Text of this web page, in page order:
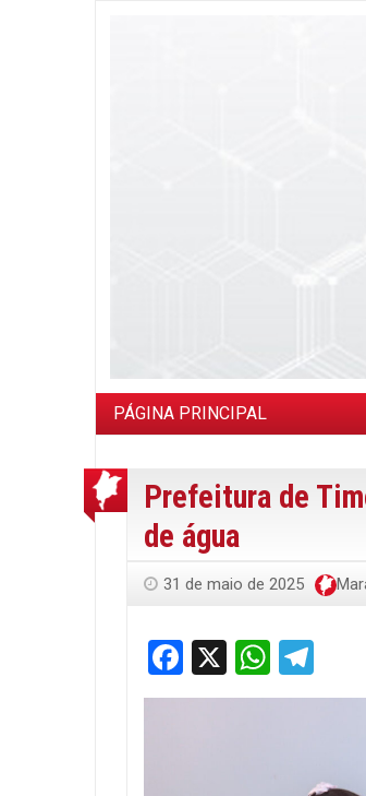
PÁGINA PRINCIPAL
Prefeitura de
de água
31 de maio de 2025
Facebook
X